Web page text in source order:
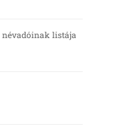
listája